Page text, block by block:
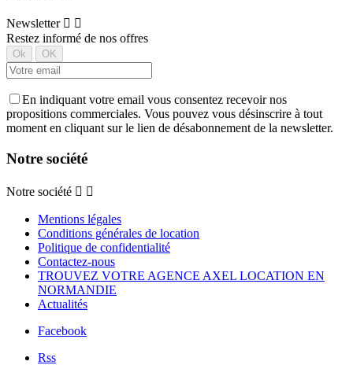
Newsletter  
Restez informé de nos offres
En indiquant votre email vous consentez recevoir nos
propositions commerciales. Vous pouvez vous désinscrire à tout
moment en cliquant sur le lien de désabonnement de la newsletter.
Notre société
Notre société  
Mentions légales
Conditions générales de location
Politique de confidentialité
Contactez-nous
TROUVEZ VOTRE AGENCE AXEL LOCATION EN
NORMANDIE
Actualités
Facebook
Rss